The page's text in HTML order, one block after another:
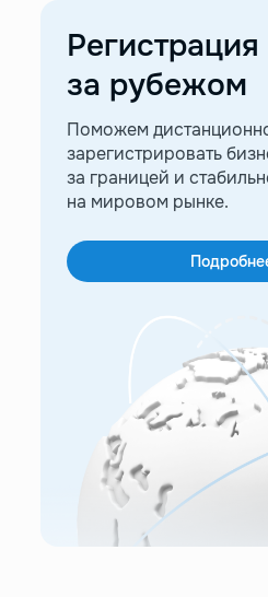
за рубежом
Поможем
зарегистрировать
за границей и
на мировом рынке.